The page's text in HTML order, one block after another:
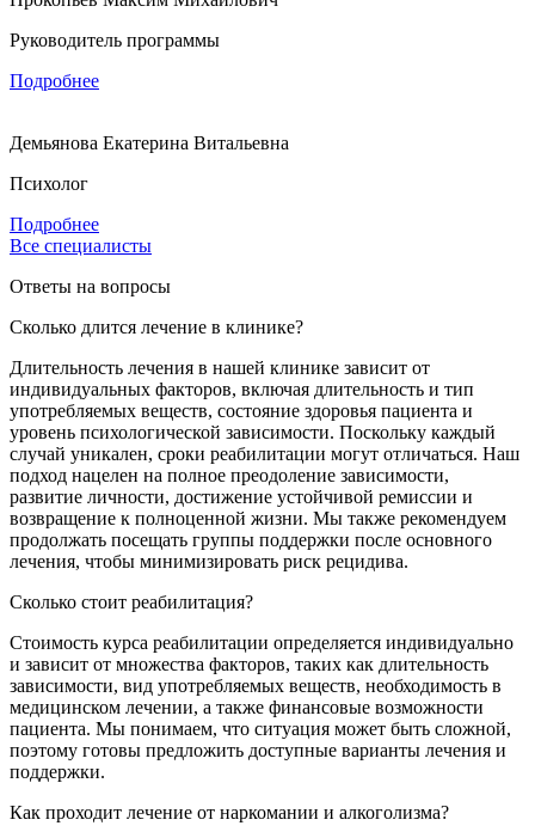
Руководитель программы
Подробнее
Демьянова Екатерина Витальевна
Психолог
Подробнее
Все специалисты
Ответы на вопросы
Сколько длится лечение в клинике?
Длительность лечения в нашей клинике зависит от
индивидуальных факторов, включая длительность и тип
употребляемых веществ, состояние здоровья пациента и
уровень психологической зависимости. Поскольку каждый
случай уникален, сроки реабилитации могут отличаться. Наш
подход нацелен на полное преодоление зависимости,
развитие личности, достижение устойчивой ремиссии и
возвращение к полноценной жизни. Мы также рекомендуем
продолжать посещать группы поддержки после основного
лечения, чтобы минимизировать риск рецидива.
Сколько стоит реабилитация?
Стоимость курса реабилитации определяется индивидуально
и зависит от множества факторов, таких как длительность
зависимости, вид употребляемых веществ, необходимость в
медицинском лечении, а также финансовые возможности
пациента. Мы понимаем, что ситуация может быть сложной,
поэтому готовы предложить доступные варианты лечения и
поддержки.
Как проходит лечение от наркомании и алкоголизма?